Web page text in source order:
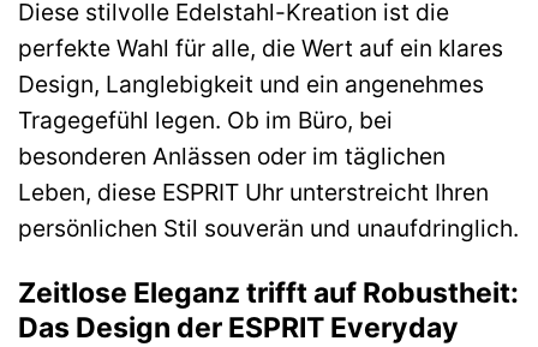
Diese stilvolle Edelstahl-Kreation ist die
perfekte Wahl für alle, die Wert auf ein klares
Design, Langlebigkeit und ein angenehmes
Tragegefühl legen. Ob im Büro, bei
besonderen Anlässen oder im täglichen
Leben, diese ESPRIT Uhr unterstreicht Ihren
persönlichen Stil souverän und unaufdringlich.
Zeitlose Eleganz trifft auf Robustheit:
Das Design der ESPRIT Everyday